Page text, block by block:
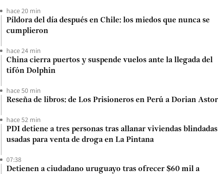
hace 20 min
Píldora del día después en Chile: los miedos que nunca se
cumplieron
hace 24 min
China cierra puertos y suspende vuelos ante la llegada del
tifón Dolphin
hace 50 min
Reseña de libros: de Los Prisioneros en Perú a Dorian Astor
hace 52 min
PDI detiene a tres personas tras allanar viviendas blindadas
usadas para venta de droga en La Pintana
07:38
Detienen a ciudadano uruguayo tras ofrecer $60 mil a